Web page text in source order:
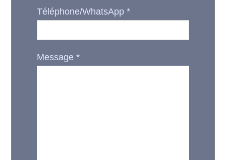
Téléphone/WhatsApp*
Message*